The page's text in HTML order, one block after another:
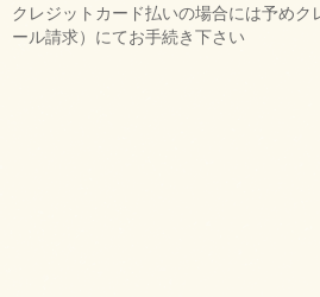
クレジットカード払いの場合には予めク
ール請求）にてお手続き下さい